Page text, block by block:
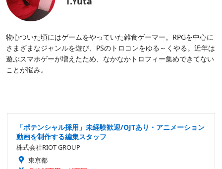
物心ついた頃にはゲームをやっていた雑食ゲーマー。RPGを中心に
さまざまなジャンルを遊び、PSのトロコンをゆる～くやる。近年は
遊ぶスマホゲーが増えたため、なかなかトロフィー集めできてない
ことが悩み。
「ポテンシャル採用」未経験歓迎/OJTあり・アニメーション
動画を制作する編集スタッフ
株式会社RIOT GROUP
東京都